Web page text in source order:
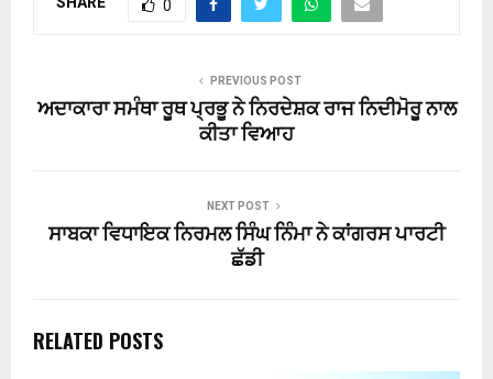
0
PREVIOUS POST
ਅਦਾਕਾਰਾ ਸਮੰਥਾ ਰੂਥ ਪ੍ਰਭੂ ਨੇ ਨਿਰਦੇਸ਼ਕ ਰਾਜ ਨਿਦੀਮੋਰੂ ਨਾਲ
ਕੀਤਾ ਵਿਆਹ
NEXT POST
ਸਾਬਕਾ ਵਿਧਾਇਕ ਨਿਰਮਲ ਸਿੰਘ ਨਿੰਮਾ ਨੇ ਕਾਂਗਰਸ ਪਾਰਟੀ
ਛੱਡੀ
RELATED POSTS